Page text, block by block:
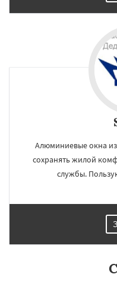
Алюминиевые окна
сохранять жилой
службы.